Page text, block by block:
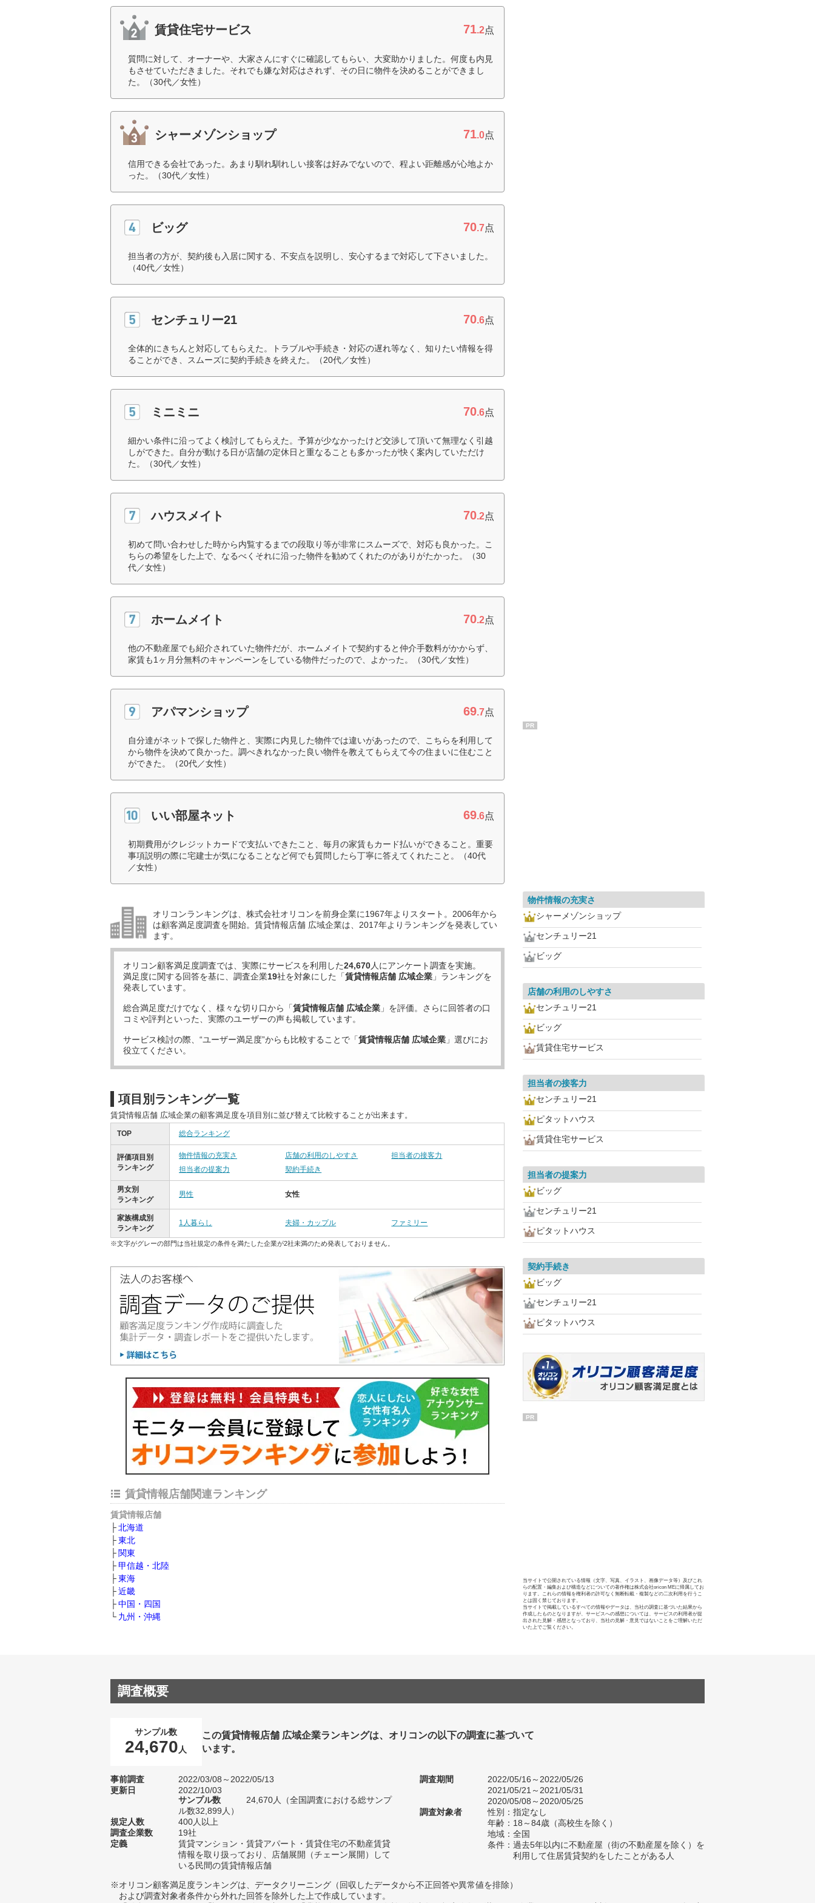
賃貸住宅サービス 71.2点
質問に対して、オーナーや、大家さんにすぐに確認してもらい、大変助かりました。何度も内見
もさせていただきました。それでも嫌な対応はされず、その日に物件を決めることができまし
た。（30代／女性）
シャーメゾンショップ 71.0点
信用できる会社であった。あまり馴れ馴れしい接客は好みでないので、程よい距離感が心地よか
った。（30代／女性）
ビッグ 70.7点
担当者の方が、契約後も入居に関する、不安点を説明し、安心するまで対応して下さいました。
（40代／女性）
センチュリー21 70.6点
全体的にきちんと対応してもらえた。トラブルや手続き・対応の遅れ等なく、知りたい情報を得
ることができ、スムーズに契約手続きを終えた。（20代／女性）
ミニミニ 70.6点
細かい条件に沿ってよく検討してもらえた。予算が少なかったけど交渉して頂いて無理なく引越
しができた。自分が動ける日が店舗の定休日と重なることも多かったが快く案内していただけ
た。（30代／女性）
ハウスメイト 70.2点
初めて問い合わせした時から内覧するまでの段取り等が非常にスムーズで、対応も良かった。こ
ちらの希望をした上で、なるべくそれに沿った物件を勧めてくれたのがありがたかった。（30
代／女性）
ホームメイト 70.2点
他の不動産屋でも紹介されていた物件だが、ホームメイトで契約すると仲介手数料がかからず、
家賃も1ヶ月分無料のキャンペーンをしている物件だったので、よかった。（30代／女性）
アパマンショップ 69.7点
自分達がネットで探した物件と、実際に内見した物件では違いがあったので、こちらを利用して
から物件を決めて良かった。調べきれなかった良い物件を教えてもらえて今の住まいに住むこと
ができた。（20代／女性）
いい部屋ネット 69.6点
初期費用がクレジットカードで支払いできたこと、毎月の家賃もカード払いができること。重要
事項説明の際に宅建士が気になることなど何でも質問したら丁寧に答えてくれたこと。（40代
／女性）
オリコンランキングは、株式会社オリコンを前身企業に1967年よりスタート。2006年から
は顧客満足度調査を開始。賃貸情報店舗 広域企業は、2017年よりランキングを発表してい
ます。
オリコン顧客満足度調査では、実際にサービスを利用した24,670人にアンケート調査を実施。
満足度に関する回答を基に、調査企業19社を対象にした「賃貸情報店舗 広域企業 」ランキングを
発表しています。
総合満足度だけでなく、様々な切り口から「賃貸情報店舗 広域企業 」を評価。さらに回答者の口
コミや評判といった、実際のユーザーの声も掲載しています。
サービス検討の際、“ユーザー満足度”からも比較することで「賃貸情報店舗 広域企業 」選びにお
役立てください。
項目別ランキング一覧
賃貸情報店舗 広域企業の顧客満足度を項目別に並び替えて比較することが出来ます。
TOP 総合ランキング
評価項目別
ランキング
物件情報の充実さ 店舗の利用のしやすさ
担当者の接客力
担当者の提案力
契約手続き
男女別
ランキング
男性 女性
家族構成別
ランキング
1人暮らし 夫婦・カップル ファミリー
※文字がグレーの部門は当社規定の条件を満たした企業が2社未満のため発表しておりません。
賃貸情報店舗関連ランキング
賃貸情報店舗
北海道
東北
関東
甲信越・北陸
東海
近畿
中国・四国
九州・沖縄
PR
物件情報の充実さ
シャーメゾンショップ
センチュリー21
ビッグ
店舗の利用のしやすさ
センチュリー21
ビッグ
賃貸住宅サービス
担当者の接客力
センチュリー21
ピタットハウス
賃貸住宅サービス
担当者の提案力
ビッグ
センチュリー21
ピタットハウス
契約手続き
ビッグ
センチュリー21
ピタットハウス
PR
当サイトで公開されている情報（文字、写真、イラスト、画像データ等）及びこれ
らの配置・編集および構造などについての著作権は株式会社oricon MEに帰属してお
ります。これらの情報を権利者の許可なく無断転載・複製などの二次利用を行うこ
とは固く禁じております。
当サイトで掲載しているすべての情報やデータは、当社の調査に基づいた結果から
作成したものとなりますが、サービスへの感想については、サービスの利用者が提
出された見解・感想となっており、当社の見解・意見ではないことをご理解いただ
いた上でご覧ください。
調査概要
サンプル数
24,670 人
この賃貸情報店舗 広域企業ランキングは、オリコンの以下の調査に基づいて
います。
事前調査
2022/03/08～2022/05/13
更新日
2022/10/03
サンプル数
24,670人（全国調査における総サンプ
ル数32,899人）
規定人数
400人以上
調査企業数
19社
定義
賃貸マンション・賃貸アパート・賃貸住宅の不動産賃貸
情報を取り扱っており、店舗展開（チェーン展開）して
いる民間の賃貸情報店舗
調査期間
2022/05/16～2022/05/26
2021/05/21～2021/05/31
2020/05/08～2020/05/25
調査対象者
性別：指定なし
年齢：18～84歳（高校生を除く）
地域：全国
条件：過去5年以内に不動産屋（街の不動産屋を除く）を
利用して住居賃貸契約をしたことがある人
※オリコン顧客満足度ランキングは、データクリーニング（回収したデータから不正回答や異常値を排除）
および調査対象者条件から外れた回答を除外した上で作成しています。